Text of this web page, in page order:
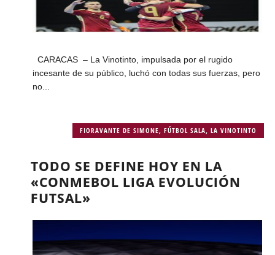
CARACAS – La Vinotinto, impulsada por el rugido
incesante de su público, luchó con todas sus fuerzas, pero
no...
FIORAVANTE DE SIMONE ,FÚTBOL SALA ,LA VINOTINTO
TODO SE DEFINE HOY EN LA
«CONMEBOL LIGA EVOLUCIÓN
FUTSAL»